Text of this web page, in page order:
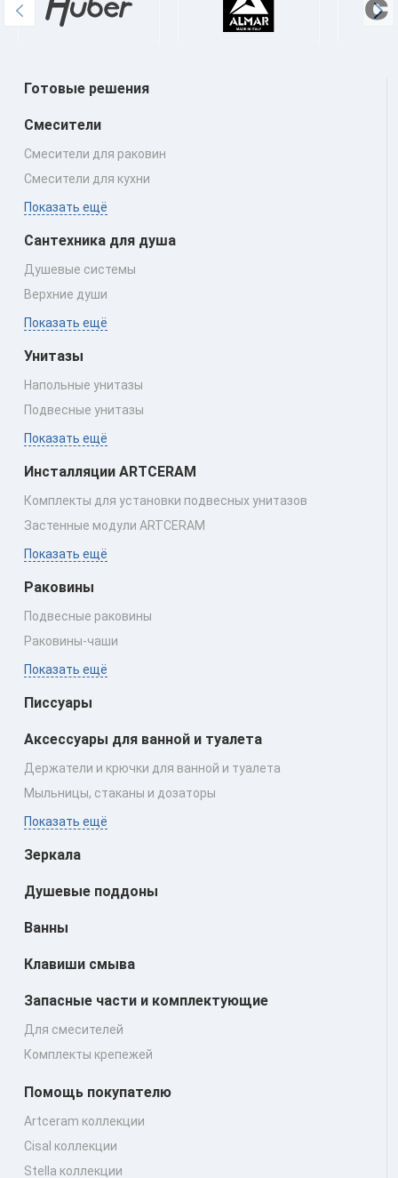
Готовые решения
Смесители
Смесители для раковин
Смесители для кухни
Показать ещё
Сантехника для душа
Душевые системы
Верхние души
Показать ещё
Унитазы
Напольные унитазы
Подвесные унитазы
Показать ещё
Инсталляции ARTCERAM
Комплекты для установки подвесных унитазов
Застенные модули ARTCERAM
Показать ещё
Раковины
Подвесные раковины
Раковины‑чаши
Показать ещё
Писсуары
Аксессуары для ванной и туалета
Держатели и крючки для ванной и туалета
Мыльницы, стаканы и дозаторы
Показать ещё
Зеркала
Душевые поддоны
Ванны
Клавиши смыва
Запасные части и комплектующие
Для смесителей
Комплекты крепежей
Помощь покупателю
Artceram коллекции
Cisal коллекции
Stella коллекции